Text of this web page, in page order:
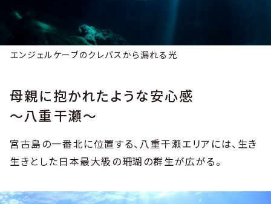
エンジェルケーブのクレパスから漏れる光
母親に抱かれたような安心感
～八重干瀬～
宮古島の一番北に位置する、八重干瀬エリアには、生き
生きとした日本最大級の珊瑚の群生が広がる。